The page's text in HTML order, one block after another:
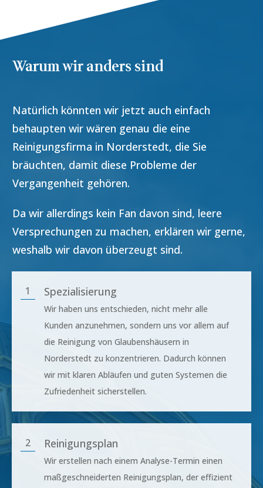
Warum wir anders sind
Natürlich könnten wir jetzt auch einfach
behaupten wir wären genau die eine
Reinigungsfirma in Norderstedt, die Sie
bräuchten, damit diese Probleme der
Vergangenheit gehören.
Da wir allerdings kein Fan davon sind, leere
Versprechungen zu machen, erklären wir gerne,
weshalb wir davon überzeugt sind.
1 Spezialisierung
Wir haben uns entschieden, nicht mehr alle
Kunden anzunehmen, sondern uns vor allem auf
die Reinigung von Glaubenshäusern in
Norderstedt zu konzentrieren. Dadurch können
wir mit klaren Abläufen und guten Systemen die
Zufriedenheit sicherstellen.
2 Reinigungsplan
Wir erstellen nach einem Analyse-Termin einen
maßgeschneiderten Reinigungsplan, der effizient